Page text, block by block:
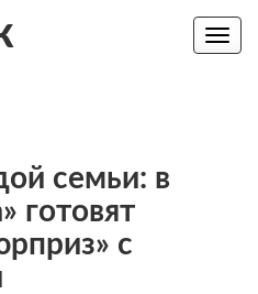
Toggle
семьи: в
готовят
с